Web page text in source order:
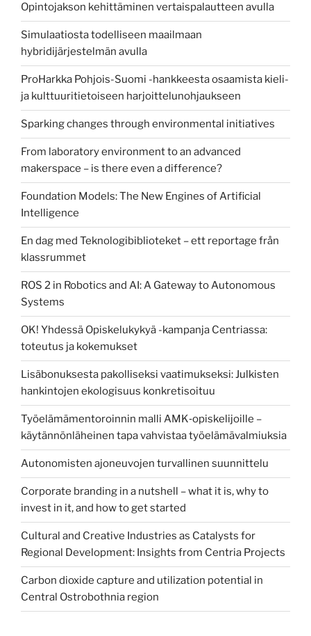
Opintojakson kehittäminen vertaispalautteen avulla
Simulaatiosta todelliseen maailmaan
hybridijärjestelmän avulla
ProHarkka Pohjois-Suomi -hankkeesta osaamista kieli-
ja kulttuuritietoiseen harjoittelunohjaukseen
Sparking changes through environmental initiatives
From laboratory environment to an advanced
makerspace – is there even a difference?
Foundation Models: The New Engines of Artificial
Intelligence
En dag med Teknologibiblioteket – ett reportage från
klassrummet
ROS 2 in Robotics and AI: A Gateway to Autonomous
Systems
OK! Yhdessä Opiskelukykyä -kampanja Centriassa:
toteutus ja kokemukset
Lisäbonuksesta pakolliseksi vaatimukseksi: Julkisten
hankintojen ekologisuus konkretisoituu
Työelämämentoroinnin malli AMK‑opiskelijoille –
käytännönläheinen tapa vahvistaa työelämävalmiuksia
Autonomisten ajoneuvojen turvallinen suunnittelu
Corporate branding in a nutshell – what it is, why to
invest in it, and how to get started
Cultural and Creative Industries as Catalysts for
Regional Development: Insights from Centria Projects
Carbon dioxide capture and utilization potential in
Central Ostrobothnia region